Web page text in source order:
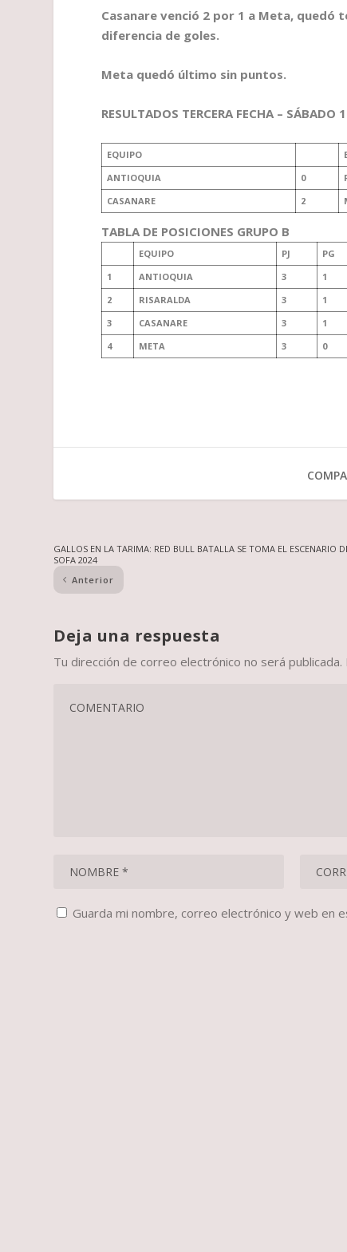
Casanare venció 2 por 1 a Meta,
diferencia de goles.
Meta quedó último sin puntos.
RESULTADOS TERCERA FECHA – SÁBADO
EQUIPO
ANTIOQUIA
0
CASANARE
2
TABLA DE POSICIONES GRUPO B
EQUIPO PJ PG
1
ANTIOQUIA 3 1
2
RISARALDA 3 1
3
CASANARE 3 1
4
META 3 0
GALLOS EN LA TARIMA: RED BULL BATALLA SE TOMA EL ESCENARIO
SOFA 2024
Anterior
Deja una respuesta
Tu dirección de correo electrónico no será publicada.
Guarda mi nombre, correo electrónico y web en